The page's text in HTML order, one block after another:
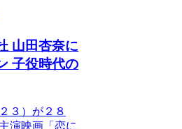
山田杏奈に
子役時代の
３）が２８
演映画「恋に